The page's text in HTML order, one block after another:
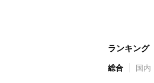
ランキング
総合 国内